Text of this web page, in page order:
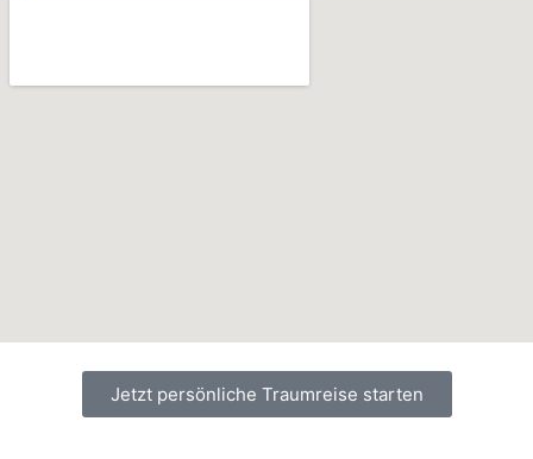
Jetzt persönliche Traumreise starten